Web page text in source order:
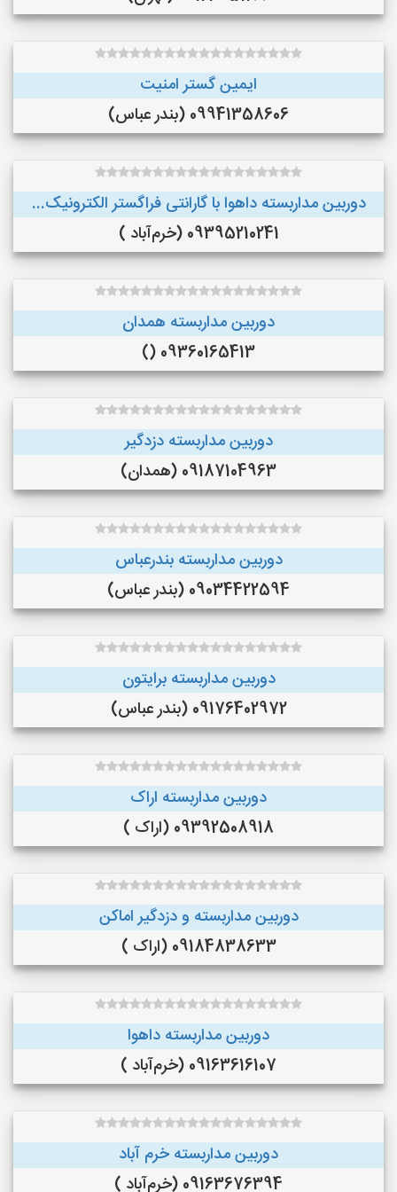
ایمین گستر امنیت
09941358606 (بندر عباس)
دوربین مداربسته داهوا با گارانتی فراگستر الکترونیک...
09395210241 (خرم‌آباد )
دوربین مداربسته همدان
09360165413 ()
دوربین مداربسته دزدگیر
09187104963 (همدان)
دوربین مداربسته بندرعباس
09034422594 (بندر عباس)
دوربین مداربسته برایتون
09176402972 (بندر عباس)
دوربین مداربسته اراک
09392508918 (اراک )
دوربین مداربسته و دزدگیر اماکن
09184838633 (اراک )
دوربین مداربسته داهوا
09163616107 (خرم‌آباد )
دوربین مداربسته خرم آباد
09163676394 (خرم‌آباد )